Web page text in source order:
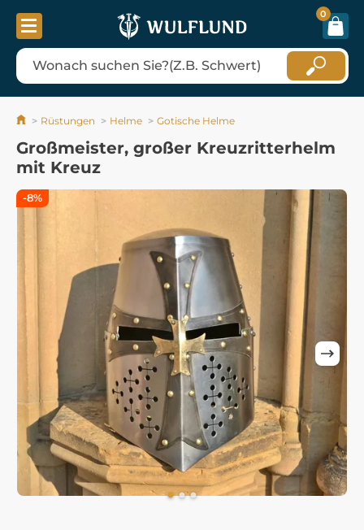
0
Rüstungen Helme Gotische Helme
Großmeister, großer Kreuzritterhelm
mit Kreuz
-8%